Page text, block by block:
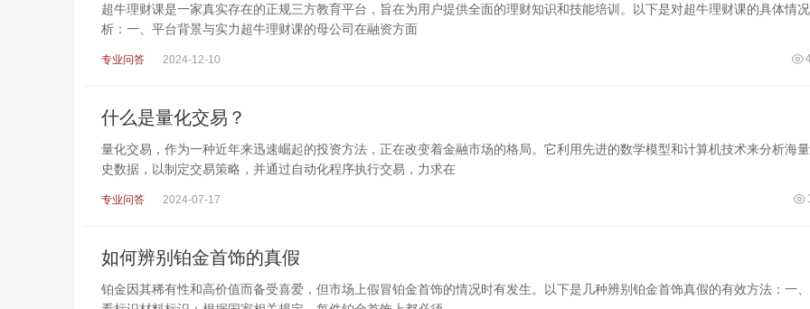
超牛理财课是一家真实存在的正规三方教育平台，旨在为用户提供全面的理财知识和技能培训。以下是对超牛理财课的具体情
析：一、平台背景与实力超牛理财课的母公司在融资方面
专业问答 2024-12-10
什么是量化交易？
量化交易，作为一种近年来迅速崛起的投资方法，正在改变着金融市场的格局。它利用先进的数学模型和计算机技术来分析海
史数据，以制定交易策略，并通过自动化程序执行交易，力求在
专业问答 2024-07-17
如何辨别铂金首饰的真假
铂金因其稀有性和高价值而备受喜爱，但市场上假冒铂金首饰的情况时有发生。以下是几种辨别铂金首饰真假的有效方法：一